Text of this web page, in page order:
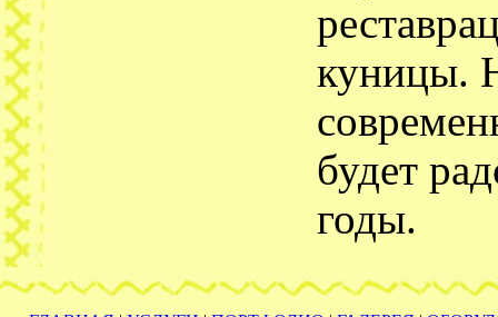
куницы.
будет
годы.